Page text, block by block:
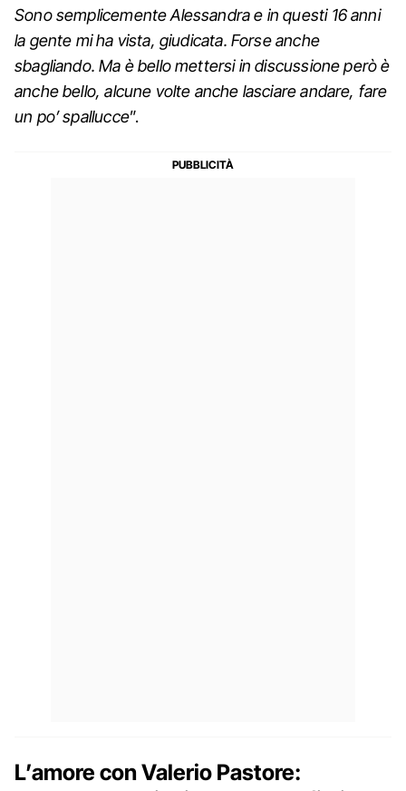
Sono semplicemente Alessandra e in questi 16 anni
la gente mi ha vista, giudicata. Forse anche
sbagliando. Ma è bello mettersi in discussione però è
anche bello, alcune volte anche lasciare andare, fare
un po’ spallucce”.
L’amore con Valerio Pastore: